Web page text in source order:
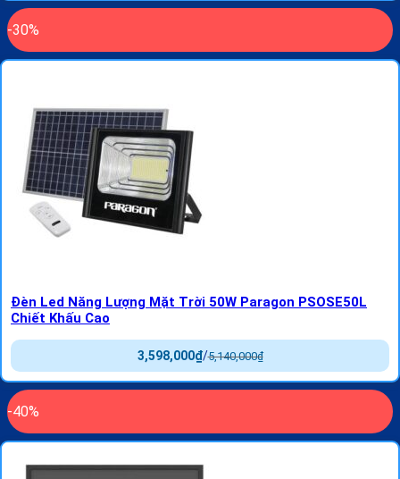
-30%
Đèn Led Năng Lượng Mặt Trời 50W Paragon PSOSE50L
Chiết Khấu Cao
5,140,000₫
/
3,598,000₫
-40%